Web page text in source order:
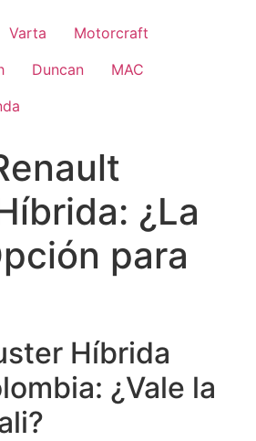
Varta
Motorcraft
Duncan
MAC
¿La
para
Híbrida
¿Vale la